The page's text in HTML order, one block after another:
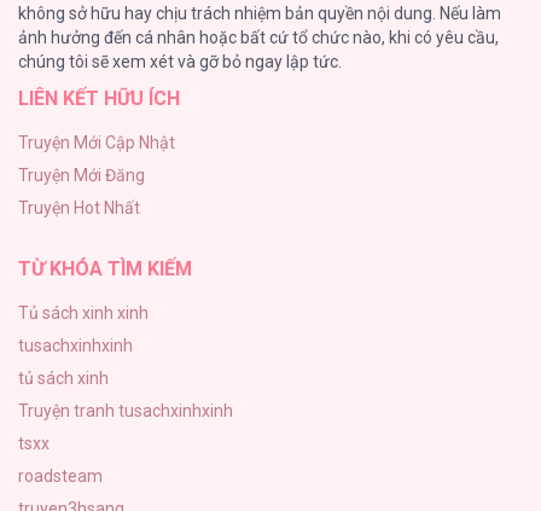
Nguyện Ước Vô Vọng Của Ma Nữ
101
Đầm Sen Héo Úa
Phạm Luật
88
không sở hữu hay chịu trách nhiệm bản quyền nội dung. Nếu làm
ảnh hưởng đến cá nhân hoặc bất cứ tổ chức nào, khi có yêu cầu,
chúng tôi sẽ xem xét và gỡ bỏ ngay lập tức.
LIÊN KẾT HỮU ÍCH
Truyện Mới Cập Nhật
Truyện Mới Đăng
Truyện Hot Nhất
TỪ KHÓA TÌM KIẾM
Tủ sách xinh xinh
tusachxinhxinh
tủ sách xinh
Truyện tranh tusachxinhxinh
tsxx
roadsteam